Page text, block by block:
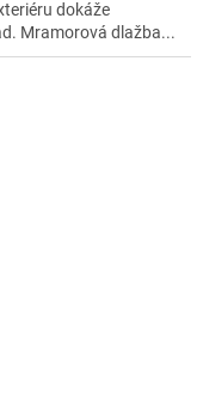
dokáže
Mramorová dlažba...